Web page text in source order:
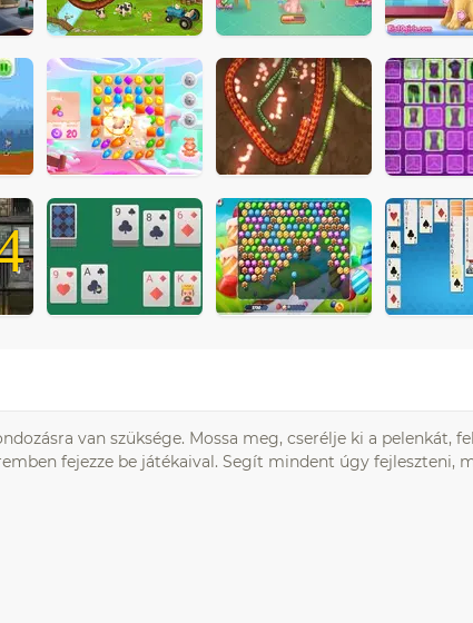
van szüksége. Mossa meg, cserélje ki a pelenkát,
fejezze be játékaival. Segít mindent úgy fejleszteni,